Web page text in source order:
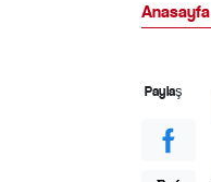
Anasayfa
Paylaş